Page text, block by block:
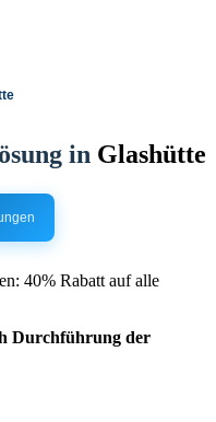
in Glashütte
40% Rabatt auf alle
Durchführung der